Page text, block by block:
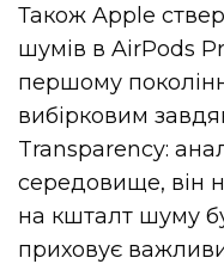
Також Apple
шумів в AirPods
першому
вибірковим
Transparency:
середовище, він
на кшталт шуму
приховує